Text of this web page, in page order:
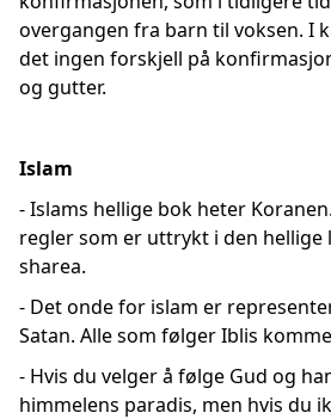
overgangen fra barn til voksen. I
det ingen forskjell på
og gutter.
Islam
- Islams hellige bok heter
regler som er uttrykt i den hellige
sharea.
- Det onde for islam er
Satan. Alle som følger Iblis
- Hvis du velger å følge Gud og
himmelens paradis, men hvis du